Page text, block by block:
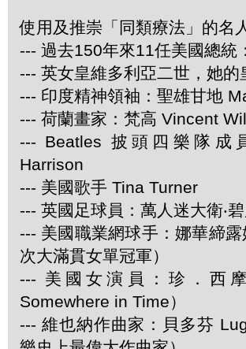
使用及推崇「同類療法」的名
--- 過去150年來11任美國總統
--- 英女皇維多利亞二世，她
--- 印度精神領袖：聖雄甘地
--- 荷蘭畫家：梵高 Vincent
--- Beatles 披頭四樂隊成
Harrison
--- 美國歌手 Tina Turner
--- 英國足球員：萬人迷大衛‧
--- 美國職業網球手：娜華締
次大滿貫女單冠軍）
--- 美國女演員：珍．西
Somewhere in Time）
--- 維也納作曲家：貝多芬